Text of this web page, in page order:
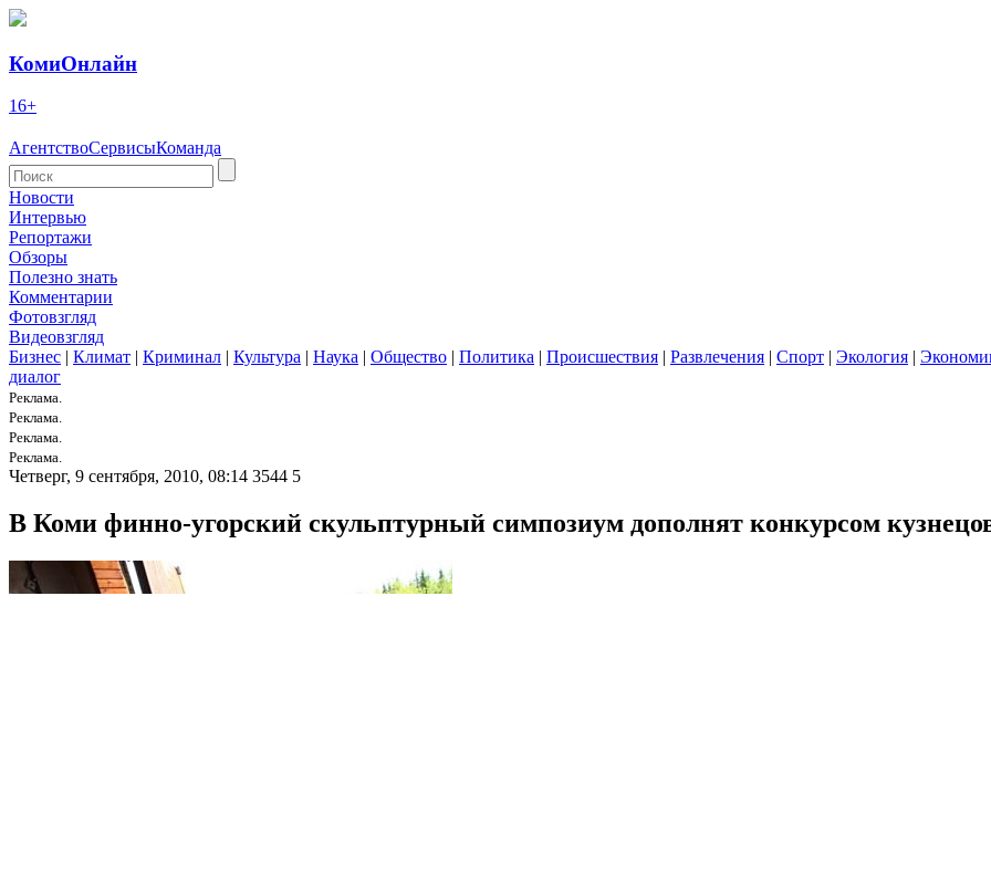
КомиОнлайн
16+
АгентствоСервисыКоманда
Новости
Интервью
Репортажи
Обзоры
Полезно знать
Комментарии
Фотовзгляд
Видеовзгляд
Бизнес | Климат | Криминал | Культура | Наука | Общество | Политика | Происшествия | Развлечения | Спорт | Экология |
диалог
Реклама.
Реклама.
Реклама.
Реклама.
Четверг, 9 сентября, 2010, 08:14 3544 5
В Коми финно-угорский скульптурный симпозиум дополнят конкурсом